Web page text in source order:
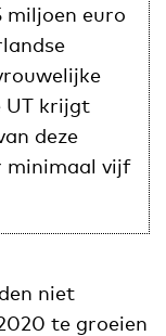
miljoen euro
UT krijgt
deze
minimaal vijf
niet
te groeien